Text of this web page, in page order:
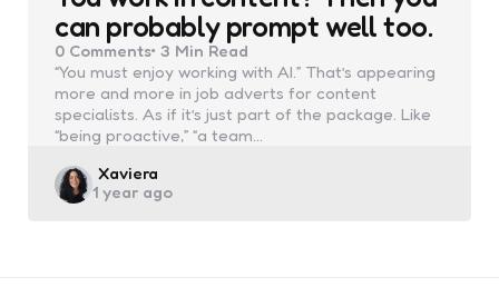
can probably prompt well too.
0 Comments 3 Min Read
“You must enjoy working with AI.” That’s appearing
more and more in job adverts for content
specialists. As if it’s just part of the package. Like
“being proactive,” “a team…
Posted
by
Xaviera
1 year ago